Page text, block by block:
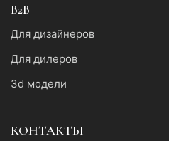
B2B
Для дизайнеров
Для дилеров
3d модели
КОНТАКТЫ